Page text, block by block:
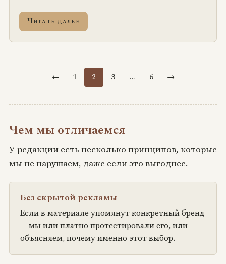
Читать далее
← 1 2 3 … 6 →
Чем мы отличаемся
У редакции есть несколько принципов, которые
мы не нарушаем, даже если это выгоднее.
Без скрытой рекламы
Если в материале упомянут конкретный бренд
— мы или платно протестировали его, или
объясняем, почему именно этот выбор.